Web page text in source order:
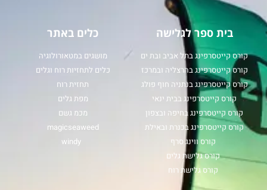
בית ספר לגלישה
קורס קייטסרפינג בתל אביב ובת ים
קורס קייטסרפינג בהרצליה ובמרכז
קורס קייטסרפינג בנתניה חוף פולג
קורס קייטסרפינג בבית ינאי
קורס קייטסרפינג בחיפה ובצפון
קורס קייטסרפינג בכנרת ובאילת
קורס ווינג סרף
קורס גלישת גלים
קורס גלישת רוח
כלים באתר
מושגים במטאורולוגיה
כלים לתחזיות רוח וגלים
תחזית רוח
מפת גלים
מכמ גשם
magicseaweed
windy